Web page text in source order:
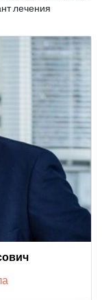
лечения